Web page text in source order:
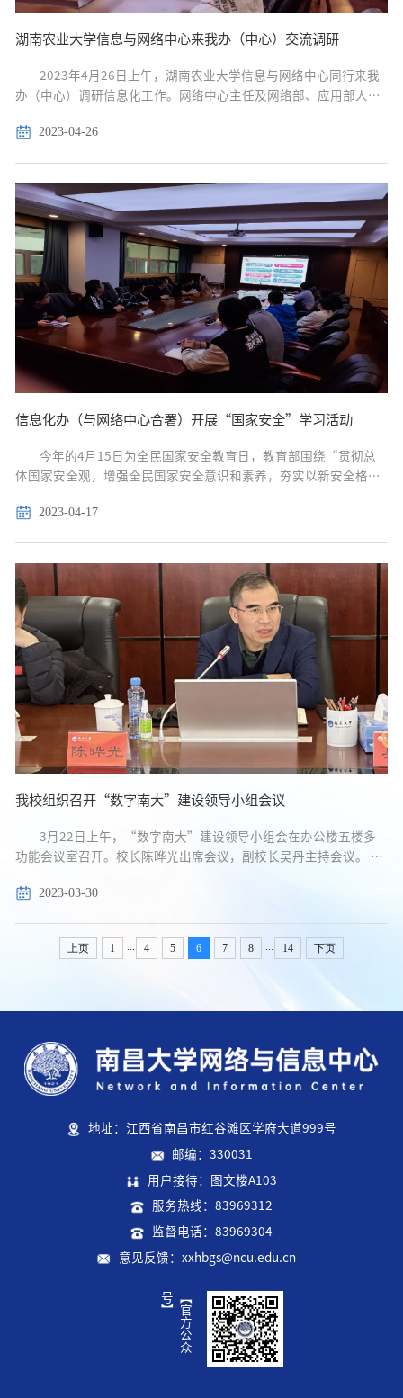
湖南农业大学信息与网络中心来我办（中心）交流调研
2023年4月26日上午，湖南农业大学信息与网络中心同行来我
办（中心）调研信息化工作。网络中心主任及网络部、应用部人员
示热烈欢迎，并就我校目前校园网运行状况、...
2023-04-26
信息化办（与网络中心合署）开展“国家安全”学习活动
今年的4月15日为全民国家安全教育日，教育部围绕“贯彻总
体国家安全观，增强全民国家安全意识和素养，夯实以新安全格局
主题活动，围绕主题策划组织形式多样的宣传教育活动。...
2023-04-17
我校组织召开“数字南大”建设领导小组会议
3月22日上午，“数字南大”建设领导小组会在办公楼五楼多
功能会议室召开。校长陈晔光出席会议，副校长吴丹主持会议。 会
方案》及其调研、编制、论证工作等情况的汇报。...
2023-03-30
上页 1 ... 4 5 6 7 8 ... 14 下页
地址：江西省南昌市红谷滩区学府大道999号
邮编：330031
用户接待：图文楼A103
服务热线：83969312
监督电话：83969304
意见反馈：xxhbgs@ncu.edu.cn
【
官
方
公
众
号
】